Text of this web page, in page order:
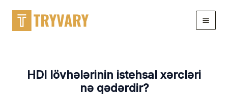
keçin
HDI lövhələrinin istehsal xərcləri
nə qədərdir?